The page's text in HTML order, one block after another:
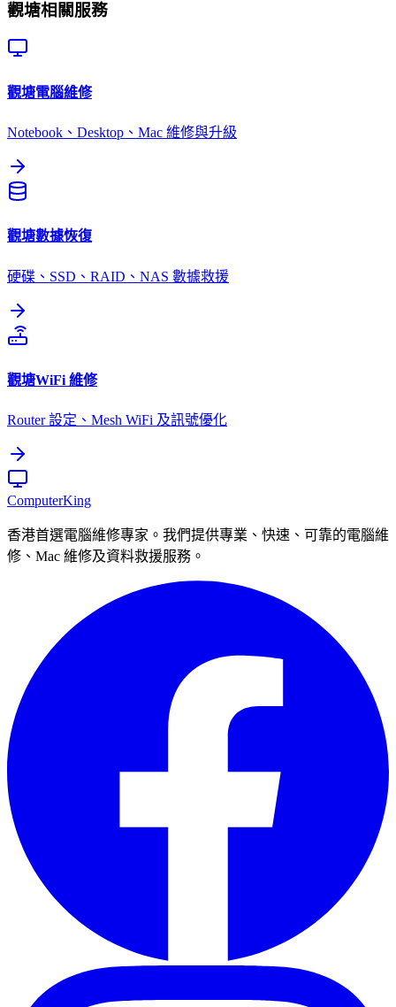
觀塘相關服務
觀塘電腦維修
Notebook、Desktop、Mac 維修與升級
觀塘數據恢復
硬碟、SSD、RAID、NAS 數據救援
觀塘WiFi 維修
Router 設定、Mesh WiFi 及訊號優化
ComputerKing
香港首選電腦維修專家。我們提供專業、快速、可靠的電腦維
修、Mac 維修及資料救援服務。